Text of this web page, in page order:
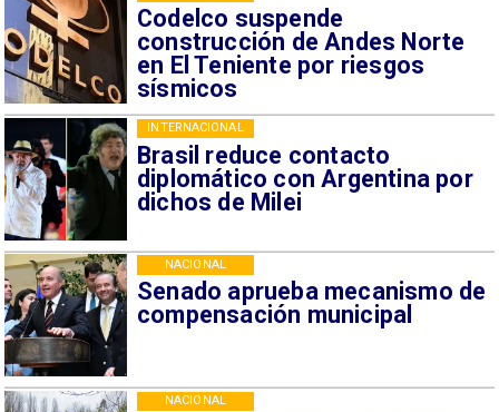
Codelco suspende
construcción de Andes Norte
en El Teniente por riesgos
sísmicos
Brasil reduce contacto
diplomático con Argentina por
dichos de Milei
INTERNACIONAL
Senado aprueba mecanismo de
compensación municipal
NACIONAL
NACIONAL